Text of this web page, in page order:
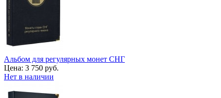
Альбом для регулярных монет СНГ
Цена: 3 750 руб.
Нет в наличии